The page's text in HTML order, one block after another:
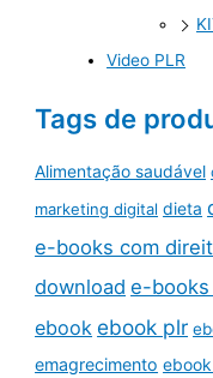
Video PLR
Tags de
Alimentação saudável
marketing digital dieta
e-books com
download e-
ebook ebook plr
emagrecimento